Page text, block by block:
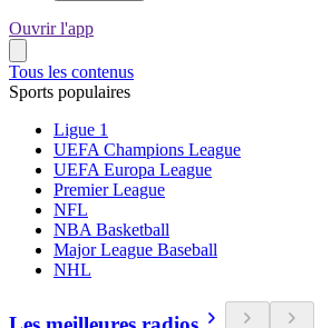
Ouvrir l'app
Tous les contenus
Sports populaires
Ligue 1
UEFA Champions League
UEFA Europa League
Premier League
NFL
NBA Basketball
Major League Baseball
NHL